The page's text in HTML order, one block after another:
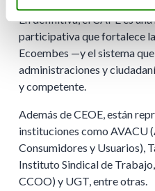
En definitiva, el CAPE es
participativa que fortalece
Ecoembes —y el sistema
administraciones y
y competente.
Además de CEOE, están
instituciones como AVACU
Consumidores y Usuarios),
Instituto Sindical de
CCOO) y UGT, entre otras.